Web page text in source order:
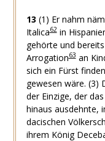
13 (1) Er nahm
Italica62in
gehörte und
Arrogation63an
sich ein Fürst
gewesen wäre. (3)
der Einzige, der
hinaus ausdehnte,
dacischen
ihrem König